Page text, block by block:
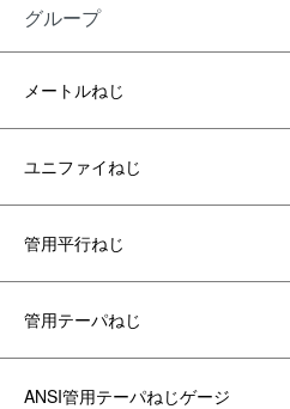
グループ
メートルねじ
ユニファイねじ
管用平行ねじ
管用テーパねじ
ANSI管用テーパねじゲージ